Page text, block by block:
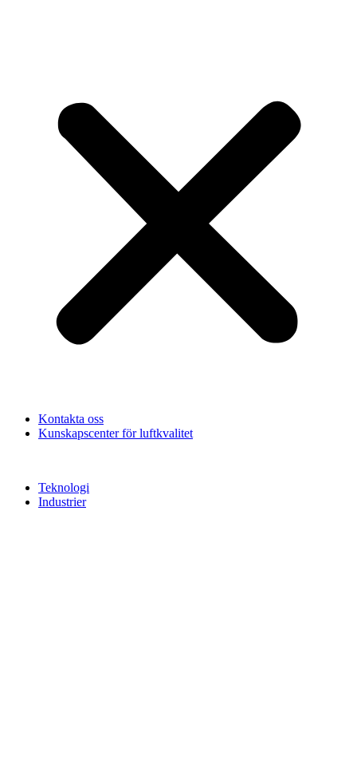
Kontakta oss
Kunskapscenter för luftkvalitet
Teknologi
Industrier